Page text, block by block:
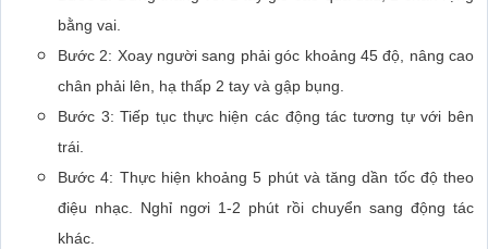
trái.
điệu nhạc. ‏Nghỉ ngơi 1-2 phút rồi chuyển sang động tác
khác.